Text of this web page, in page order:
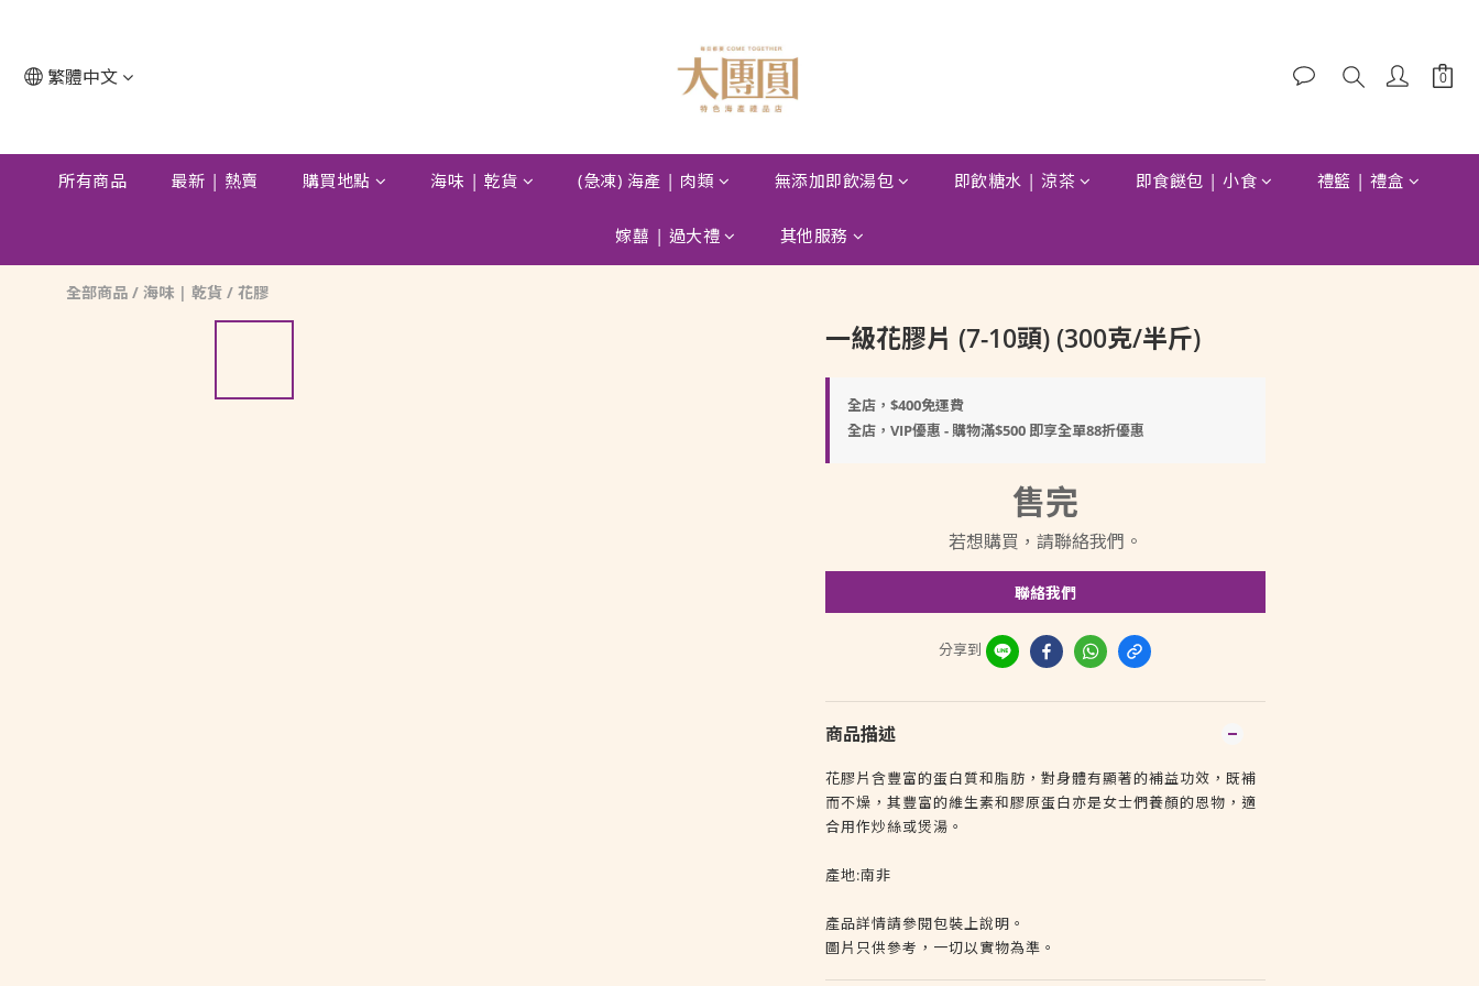
繁體中文
所有商品 最新 | 熱賣 購買地點 海味 | 乾貨 (急凍) 海產 | 肉類 無添加即飲湯包 即飲糖水 | 涼茶 即食餸包 | 小食 禮籃 | 禮盒
嫁囍 | 過大禮 其他服務
全部商品 / 海味 | 乾貨 / 花膠
一級花膠片 (7-10頭) (300克/半斤)
全店，$400免運費
全店，VIP優惠 - 購物滿$500 即享全單88折優惠
售完
若想購買，請聯絡我們。
聯絡我們
分享到
商品描述
花膠片含豐富的蛋白質和脂肪，對身體有顯著的補益功效，既補
而不燥，其豐富的維生素和膠原蛋白亦是女士們養顏的恩物，適
合用作炒絲或煲湯。
產地:南非
產品詳情請參閱包裝上說明。
圖片只供參考，一切以實物為準。